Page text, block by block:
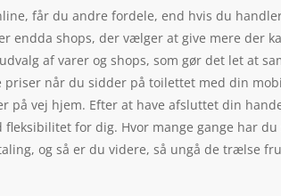
får du andre fordele, end hvis du
endda shops, der vælger at give mere der
af varer og shops, som gør det let at
når du sidder på toilettet med din
på vej hjem. Efter at have afsluttet din
for dig. Hvor mange gange har
og så er du videre, så ungå de trælse